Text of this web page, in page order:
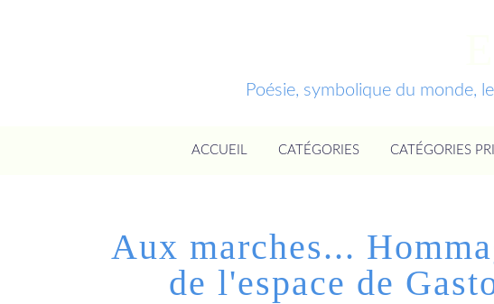
Poésie, symbolique du monde,
ACCUEIL CATÉGORIES CATÉGORIES
Aux marches...
de l'espace de